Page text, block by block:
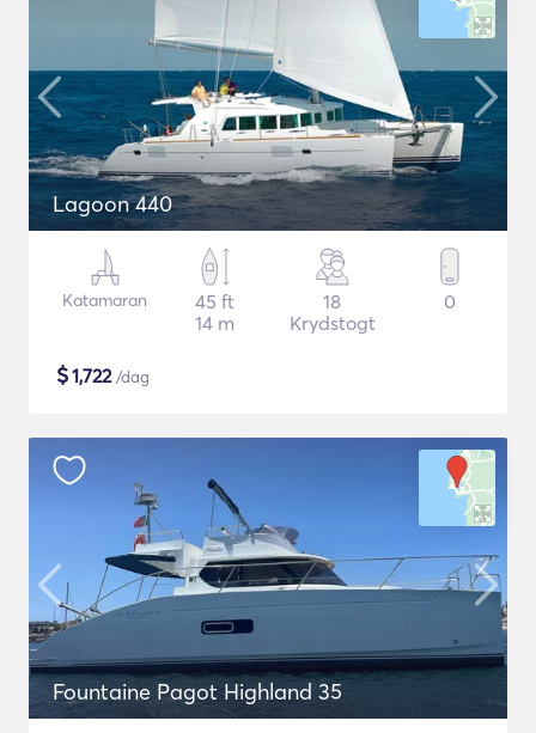
Lagoon 440
Katamaran
45 ft
14 m
18
Krydstogt
0
$1,722/dag
Fountaine Pagot Highland 35